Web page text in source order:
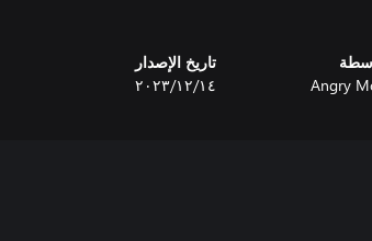
Angry
تاريخ الإصدار
١٤‏/١٢‏/٢٠٢٣